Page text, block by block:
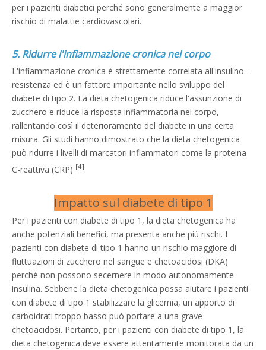
per i pazienti diabetici perché sono generalmente a maggior
rischio di malattie cardiovascolari.
5. Ridurre l'infiammazione cronica nel corpo
L'infiammazione cronica è strettamente correlata all'insulino -
resistenza ed è un fattore importante nello sviluppo del
diabete di tipo 2. La dieta chetogenica riduce l'assunzione di
zucchero e riduce la risposta infiammatoria nel corpo,
rallentando così il deterioramento del diabete in una certa
misura. Gli studi hanno dimostrato che la dieta chetogenica
può ridurre i livelli di marcatori infiammatori come la proteina
C-reattiva (CRP) [4].
Impatto sul diabete di tipo 1
Per i pazienti con diabete di tipo 1, la dieta chetogenica ha
anche potenziali benefici, ma presenta anche più rischi. I
pazienti con diabete di tipo 1 hanno un rischio maggiore di
fluttuazioni di zucchero nel sangue e chetoacidosi (DKA)
perché non possono secernere in modo autonomamente
insulina. Sebbene la dieta chetogenica possa aiutare i pazienti
con diabete di tipo 1 stabilizzare la glicemia, un apporto di
carboidrati troppo basso può portare a una grave
chetoacidosi. Pertanto, per i pazienti con diabete di tipo 1, la
dieta chetogenica deve essere attentamente monitorata da un